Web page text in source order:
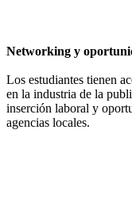
Networking y
Los estudiantes tienen
en la industria de la
inserción laboral y
agencias locales.